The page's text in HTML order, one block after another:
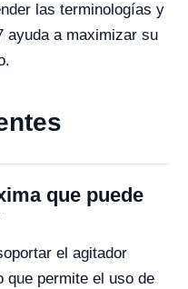
las terminologías y
ayuda a maximizar su
que puede
el agitador
que permite el uso de